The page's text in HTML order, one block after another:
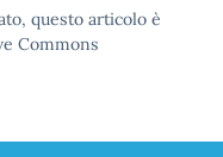
questo articolo è
Commons